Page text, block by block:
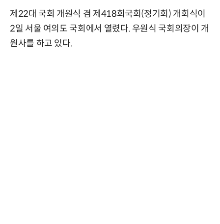
제22대 국회 개원식 겸 제418회국회(정기회) 개회식이
2일 서울 여의도 국회에서 열렸다. 우원식 국회의장이 개
원사를 하고 있다.